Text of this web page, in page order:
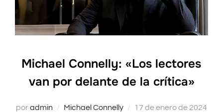
Michael Connelly: «Los lectores
van por delante de la crítica»
poradmin Michael Connelly
Publicado
17 de enero de 2024